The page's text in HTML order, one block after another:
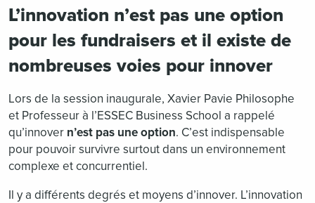
L’innovation n’est pas une option
pour les fundraisers et il existe de
nombreuses voies pour innover
Lors de la session inaugurale, Xavier Pavie Philosophe
et Professeur à l’ESSEC Business School a rappelé
qu’innover n’est pas une option. C’est indispensable
pour pouvoir survivre surtout dans un environnement
complexe et concurrentiel.
Il y a différents degrés et moyens d’innover. L’innovation